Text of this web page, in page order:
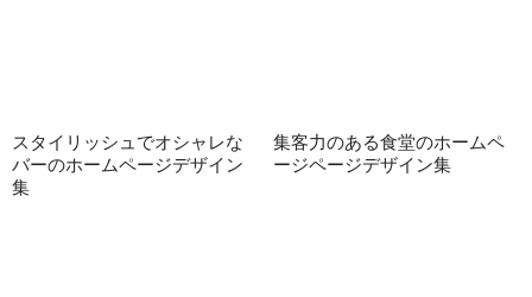
スタイリッシュでオシャレな
バーのホームページデザイン
集
集客力のある食堂のホームペ
ージページデザイン集